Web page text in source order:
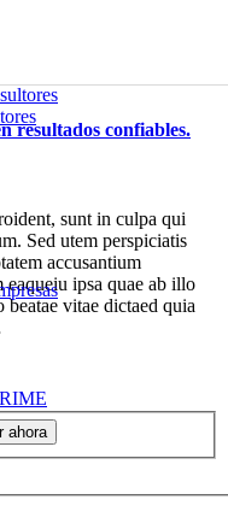
resultados confiables.
sunt in culpa qui
Sed utem perspiciatis
accusantium
ipsa quae ab illo
vitae dictaed quia
ahora